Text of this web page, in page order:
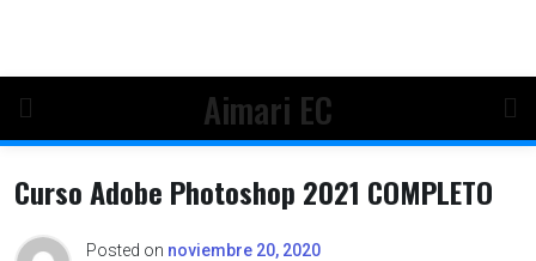
Aimari EC
Curso Adobe Photoshop 2021 COMPLETO
Posted on noviembre 20, 2020